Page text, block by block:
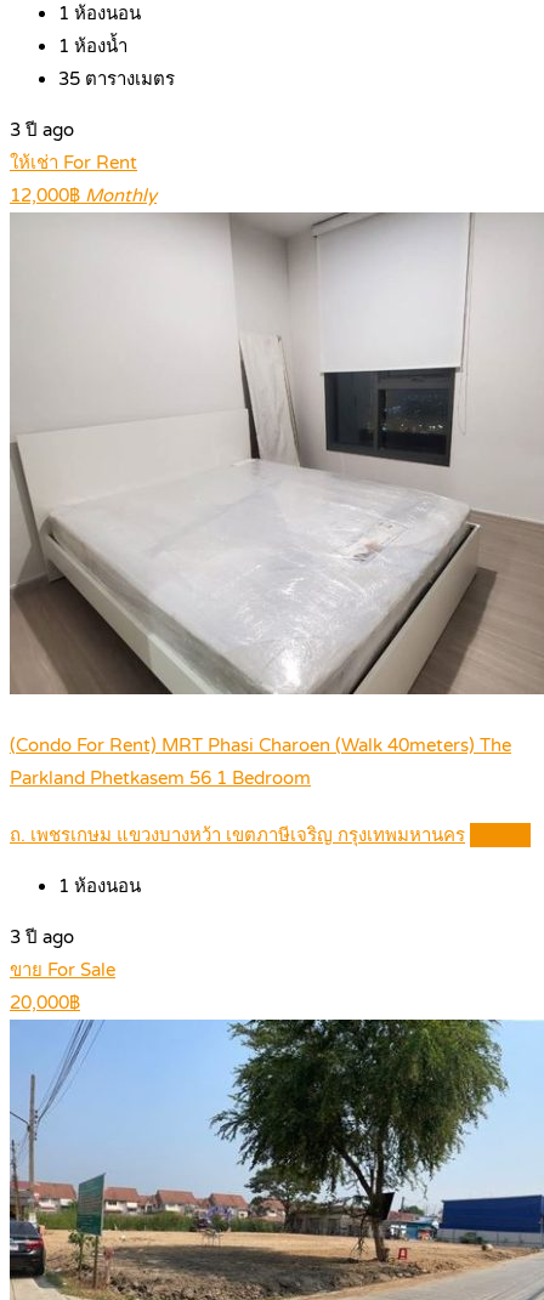
1 ห้องนอน
1 ห้องน้ำ
35 ตารางเมตร
3 ปี ago
ให้เช่า For Rent
12,000฿ Monthly
(Condo For Rent) MRT Phasi Charoen (Walk 40meters) The
Parkland Phetkasem 56 1 Bedroom
ถ. เพชรเกษม แขวงบางหว้า เขตภาษีเจริญ กรุงเทพมหานคร
1 ห้องนอน
3 ปี ago
ขาย For Sale
20,000฿